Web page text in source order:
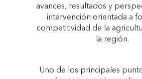
avances, resultados y
intervención orientada a
competitividad de la
la región.
Uno de los principales